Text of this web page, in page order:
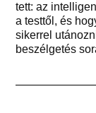
tett: az
a testtől, és
sikerrel
beszélgetés